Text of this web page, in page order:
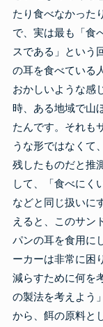
たり食べなかった
で、実は最も「食
スである」という
の耳を食べている
おかしいような感
時、ある地域で山
たんです。それも
うな形ではなくて
残したものだと推
して、「食べにく
などと同じ扱いに
えると、このサン
パンの耳を食用に
ーカーは非常に困
減らすために何を
の製法を考えよう
から、餌の原料と